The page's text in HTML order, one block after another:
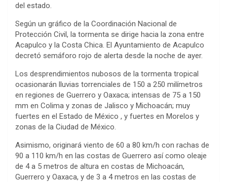
del estado.
Según un gráfico de la Coordinación Nacional de
Protección Civil, la tormenta se dirige hacia la zona entre
Acapulco y la Costa Chica. El Ayuntamiento de Acapulco
decretó semáforo rojo de alerta desde la noche de ayer.
Los desprendimientos nubosos de la tormenta tropical
ocasionarán lluvias torrenciales de 150 a 250 milímetros
en regiones de Guerrero y Oaxaca; intensas de 75 a 150
mm en Colima y zonas de Jalisco y Michoacán; muy
fuertes en el Estado de México , y fuertes en Morelos y
zonas de la Ciudad de México.
Asimismo, originará viento de 60 a 80 km/h con rachas de
90 a 110 km/h en las costas de Guerrero así como oleaje
de 4 a 5 metros de altura en costas de Michoacán,
Guerrero y Oaxaca, y de 3 a 4 metros en las costas de